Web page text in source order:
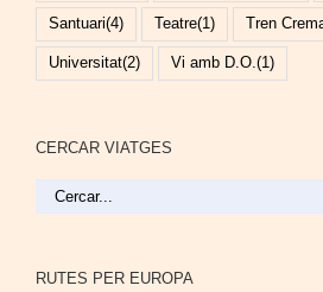
Santuari(4) Teatre(1) Tren
Universitat(2) Vi amb D.O. (1)
CERCAR VIATGES
Cerca
RUTES PER EUROPA